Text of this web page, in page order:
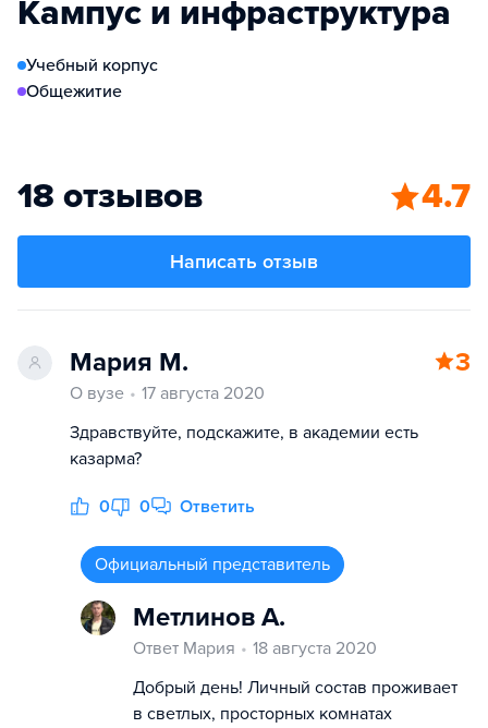
Кампус и инфраструктура
Учебный корпус
Общежитие
18 отзывов 4.7
Написать отзыв
Мария М. 3
О вузе
17 августа 2020
Здравствуйте, подскажите, в академии есть
казарма?
0 0 Ответить
Официальный представитель
Метлинов А.
Ответ Мария
18 августа 2020
Добрый день! Личный состав проживает
в светлых, просторных комнатах